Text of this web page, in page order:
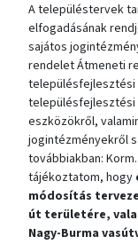
A településtervek
elfogadásának
sajátos
rendelet Átmeneti
településfejlesztési
településfejlesztési
eszközökről,
jogintézményekről
továbbiakban:
tájékoztatom, hogy
módosítás
út területére,
Nagy-Burma